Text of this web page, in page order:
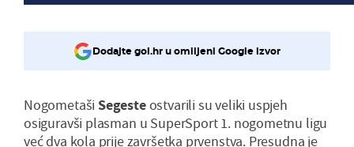
Dodajte gol.hr u omiljeni Google izvor
Nogometaši Segesteostvarili su veliki uspjeh
osiguravši plasman u SuperSport 1. nogometnu ligu
već dva kola prije završetka prvenstva. Presudna je